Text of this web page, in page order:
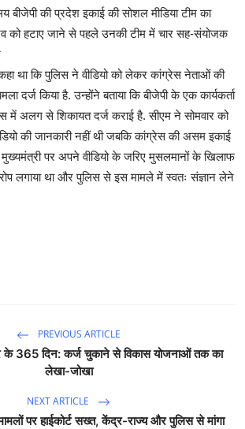
बीजेपी की प्रदेश इकाई की सोशल मीडिया टीम का
को हटाए जाने से पहले उनकी टीम में चार सह-संयोजक
था कि पुलिस ने वीडियो को लेकर कांग्रेस नेताओं की
दर्ज किया है. उन्होंने बताया कि बीजेपी के एक कार्यकर्ता
में अलग से शिकायत दर्ज कराई है. सीएम ने सोमवार को
की जानकारी नहीं थी जबकि कांग्रेस की असम इकाई
मुख्यमंत्री पर अपने वीडियो के जरिए मुसलमानों के खिलाफ
लगाया था और पुलिस से इस मामले में स्वतः संज्ञान लेने
PREVIOUS ARTICLE
के 365 दिन: कर्ज चुकाने से विकास योजनाओं तक का
लेखा-जोखा
NEXT ARTICLE
पर हाईकोर्ट सख्त, केंद्र-राज्य और पुलिस से मांगा